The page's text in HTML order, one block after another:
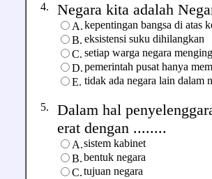
4. Negara kita adalah
A.kepentingan bangsa di atas
B. eksistensi suku dihilangkan
C. setiap warga negara
D.pemerintah pusat hanya
E. tidak ada negara lain dalam
5. Dalam hal
erat dengan ........
A.sistem kabinet
B.bentuk negara
C.tujuan negara